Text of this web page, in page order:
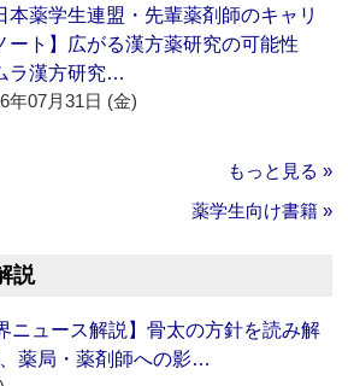
本薬学生連盟・先輩薬剤師のキャリ
ート】広がる漢方薬研究の可能性
ラ漢方研究…
年07月31日 (金)
もっと見る »
薬学生向け書籍 »
説
ニュース解説】骨太の方針を読み解
薬局・薬剤師への影…